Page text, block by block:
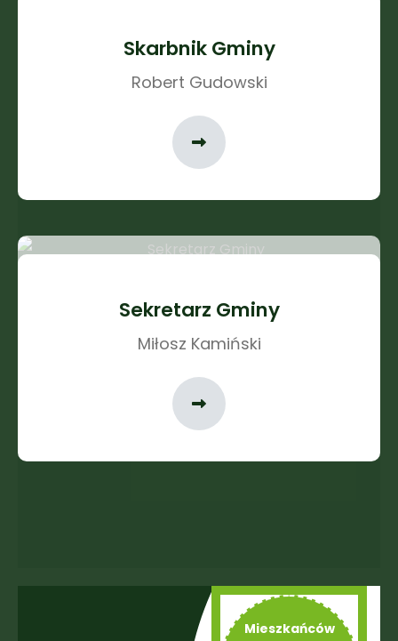
Skarbnik Gminy
Robert Gudowski
Sekretarz Gminy
Miłosz Kamiński
Mieszkańców